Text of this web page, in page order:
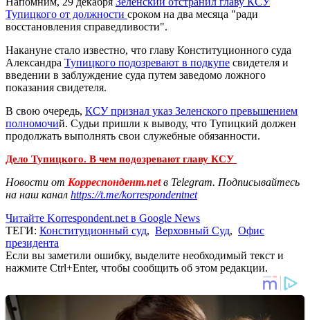
Тупицкого от должности сроком на два месяца "ради
восстановления справедливости".
Накануне стало известно, что главу Конституционного суда
Александра Тупицкого подозревают в подкупе свидетеля и
введении в заблуждение суда путем заведомо ложного
показания свидетеля.
В свою очередь, КСУ признал указ Зеленского превышением
полномочий. Судьи пришли к выводу, что Тупицкий должен
продолжать выполнять свои служебные обязанности.
Дело Тупицкого. В чем подозревают главу КСУ
Новости от Корреспондент.netв Telegram. Подписывайтесь
на наш канал https://t.me/korrespondentnet
Читайте Korrespondent.net в Google News
ТЕГИ: Конституционный суд, Верховный Суд, Офис
президента
Если вы заметили ошибку, выделите необходимый текст и
нажмите Ctrl+Enter, чтобы сообщить об этом редакции.